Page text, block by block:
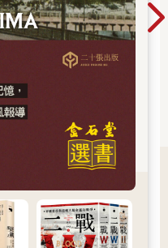
軍統帥權的現任總統的過程
重違反憲法與法律的總統，
而彈劾就是國民給予這位總
在這期間國民也會分裂成不
，政局也隨之動蕩不安。不
程的不是國會、政黨或憲法
兩度彈劾總統也並非是韓國
者「擁有悠久歷史與傳統的
揮出守護憲法力量的結果。
上傳的文章，以及這段時間
布戒嚴後不到三十分鐘內，